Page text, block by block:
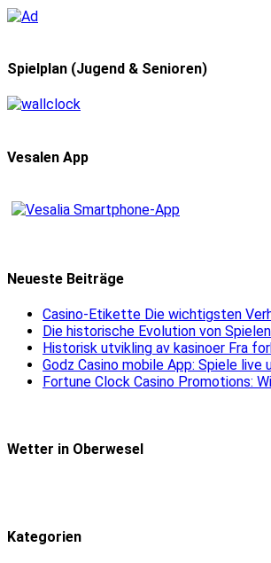
Spielplan (Jugend & Senioren)
Vesalen App
Neueste Beiträge
Casino-Etikette Die wichtigsten
Die historische Evolution von
Historisk utvikling av kasinoer Fra
Godz Casino mobile App: Spiele
Fortune Clock Casino Promotions:
Wetter in Oberwesel
Kategorien